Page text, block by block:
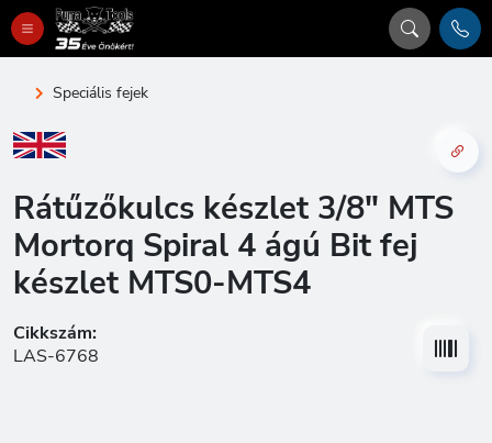
Speciális fejek
Rátűzőkulcs készlet 3/8" MTS
Mortorq Spiral 4 ágú Bit fej
készlet MTS0-MTS4
Cikkszám:
LAS-6768